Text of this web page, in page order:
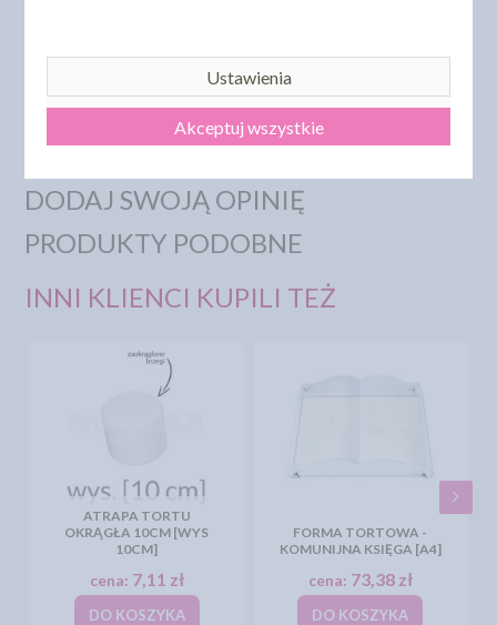
DODAJ SWOJĄ OPINIĘ
PRODUKTY PODOBNE
INNI KLIENCI KUPILI TEŻ
ATRAPA TORTU
OKRĄGŁA 10CM [WYS
10CM]
cena: 7,11 zł
DO KOSZYKA
FORMA TORTOWA -
KOMUNIJNA KSIĘGA [A4]
cena: 73,38 zł
DO KOSZYKA
Ustawienia
Akceptuj wszystkie